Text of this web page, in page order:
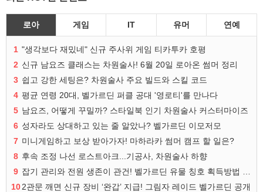
로아 게임 IT 유머 연예
1 "생각보다 재밌네" 신규 주사위 게임 티카투카 호평
2 신규 남요즈 클래스는 차원술사! 6월 20일 로아온 썸머 정리
3 쉽고 강한 세팅은? 차원술사 주요 빌드와 스킬 코드
4 평균 연령 20대, 벨가르딘 퍼클 공대 '영로티'를 만나다
5 남요즈, 어떻게 꾸밀까? 스타일북 인기 차원술사 커스터마이즈
6 성자라도 상대하고 있는 줄 알았나? 벨가르딘 이모저모
7 미니게임하고 보상 받아가자! 마하라카 썸머 캠프 할 일은?
8 후속 조정 나선 로스트아크...기공사, 차원술사 하향
9
102관문 깨면 신규 장비 ‘완갑’ 지급! 그림자 레이드 벨가르딘 공개